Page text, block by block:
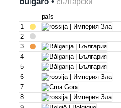
български
país
1
2
3
4
5
6
7
8